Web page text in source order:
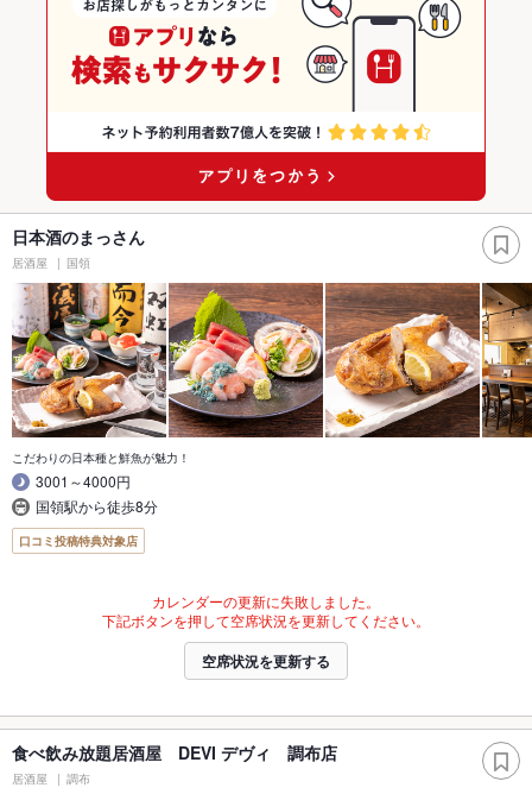
日本酒のまっさん
居酒屋 国領
こだわりの日本種と鮮魚が魅力！
3001～4000円
国領駅から徒歩8分
口コミ投稿特典対象店
カレンダーの更新に失敗しました。
下記ボタンを押して空席状況を更新してください。
空席状況を更新する
食べ飲み放題居酒屋 DEVI デヴィ 調布店
居酒屋 調布